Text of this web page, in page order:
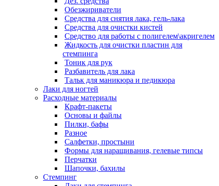
Обезжириватели
Средства для снятия лака, гель-лака
Средства для очистки кистей
Средство для работы с полигелем\акригелем
Жидкость для очистки пластин для
стемпинга
Тоник для рук
Разбавитель для лака
Тальк для маникюра и педикюра
Лаки для ногтей
Расходные материалы
Крафт-пакеты
Основы и файлы
Пилки, бафы
Разное
Салфетки, простыни
Формы для наращивания, гелевые типсы
Перчатки
Шапочки, бахилы
Стемпинг